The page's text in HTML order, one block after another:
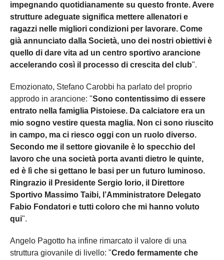
impegnando quotidianamente su questo fronte. Avere
strutture adeguate significa mettere allenatori e
ragazzi nelle migliori condizioni per lavorare. Come
già annunciato dalla Società, uno dei nostri obiettivi è
quello di dare vita ad un centro sportivo arancione
accelerando così il processo di crescita del club".
Emozionato, Stefano Carobbi ha parlato del proprio
approdo in arancione: "Sono contentissimo di essere
entrato nella famiglia Pistoiese. Da calciatore era un
mio sogno vestire questa maglia. Non ci sono riuscito
in campo, ma ci riesco oggi con un ruolo diverso.
Secondo me il settore giovanile è lo specchio del
lavoro che una società porta avanti dietro le quinte,
ed è lì che si gettano le basi per un futuro luminoso.
Ringrazio il Presidente Sergio Iorio, il Direttore
Sportivo Massimo Taibi, l’Amministratore Delegato
Fabio Fondatori e tutti coloro che mi hanno voluto
qui".
Angelo Pagotto ha infine rimarcato il valore di una
struttura giovanile di livello: "Credo fermamente che